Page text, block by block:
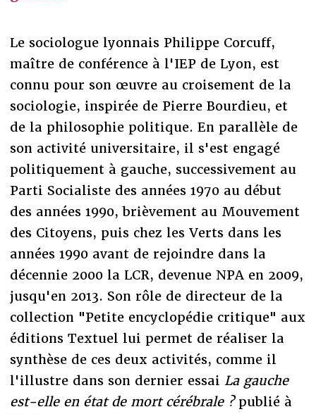
Le sociologue lyonnais Philippe Corcuff,
maître de conférence à l'IEP de Lyon, est
connu pour son œuvre au croisement de la
sociologie, inspirée de Pierre Bourdieu, et
de la philosophie politique. En parallèle de
son activité universitaire, il s'est engagé
politiquement à gauche, successivement au
Parti Socialiste des années 1970 au début
des années 1990, brièvement au Mouvement
des Citoyens, puis chez les Verts dans les
années 1990 avant de rejoindre dans la
décennie 2000 la LCR, devenue NPA en 2009,
jusqu'en 2013. Son rôle de directeur de la
collection "Petite encyclopédie critique" aux
éditions Textuel lui permet de réaliser la
synthèse de ces deux activités, comme il
l'illustre dans son dernier essai La gauche
est-elle en état de mort cérébrale ?publié à